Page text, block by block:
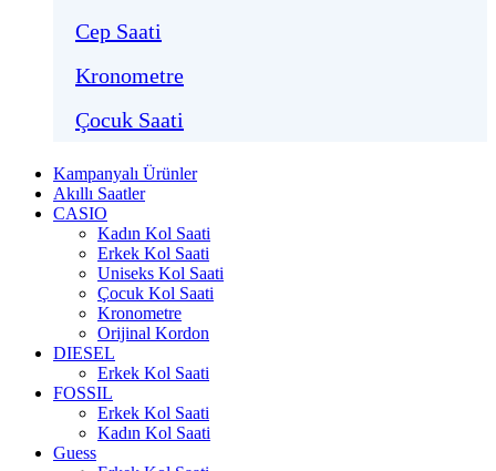
Cep Saati
Kronometre
Çocuk Saati
Kampanyalı Ürünler
Akıllı Saatler
CASIO
Kadın Kol Saati
Erkek Kol Saati
Uniseks Kol Saati
Çocuk Kol Saati
Kronometre
Orijinal Kordon
DIESEL
Erkek Kol Saati
FOSSIL
Erkek Kol Saati
Kadın Kol Saati
Guess